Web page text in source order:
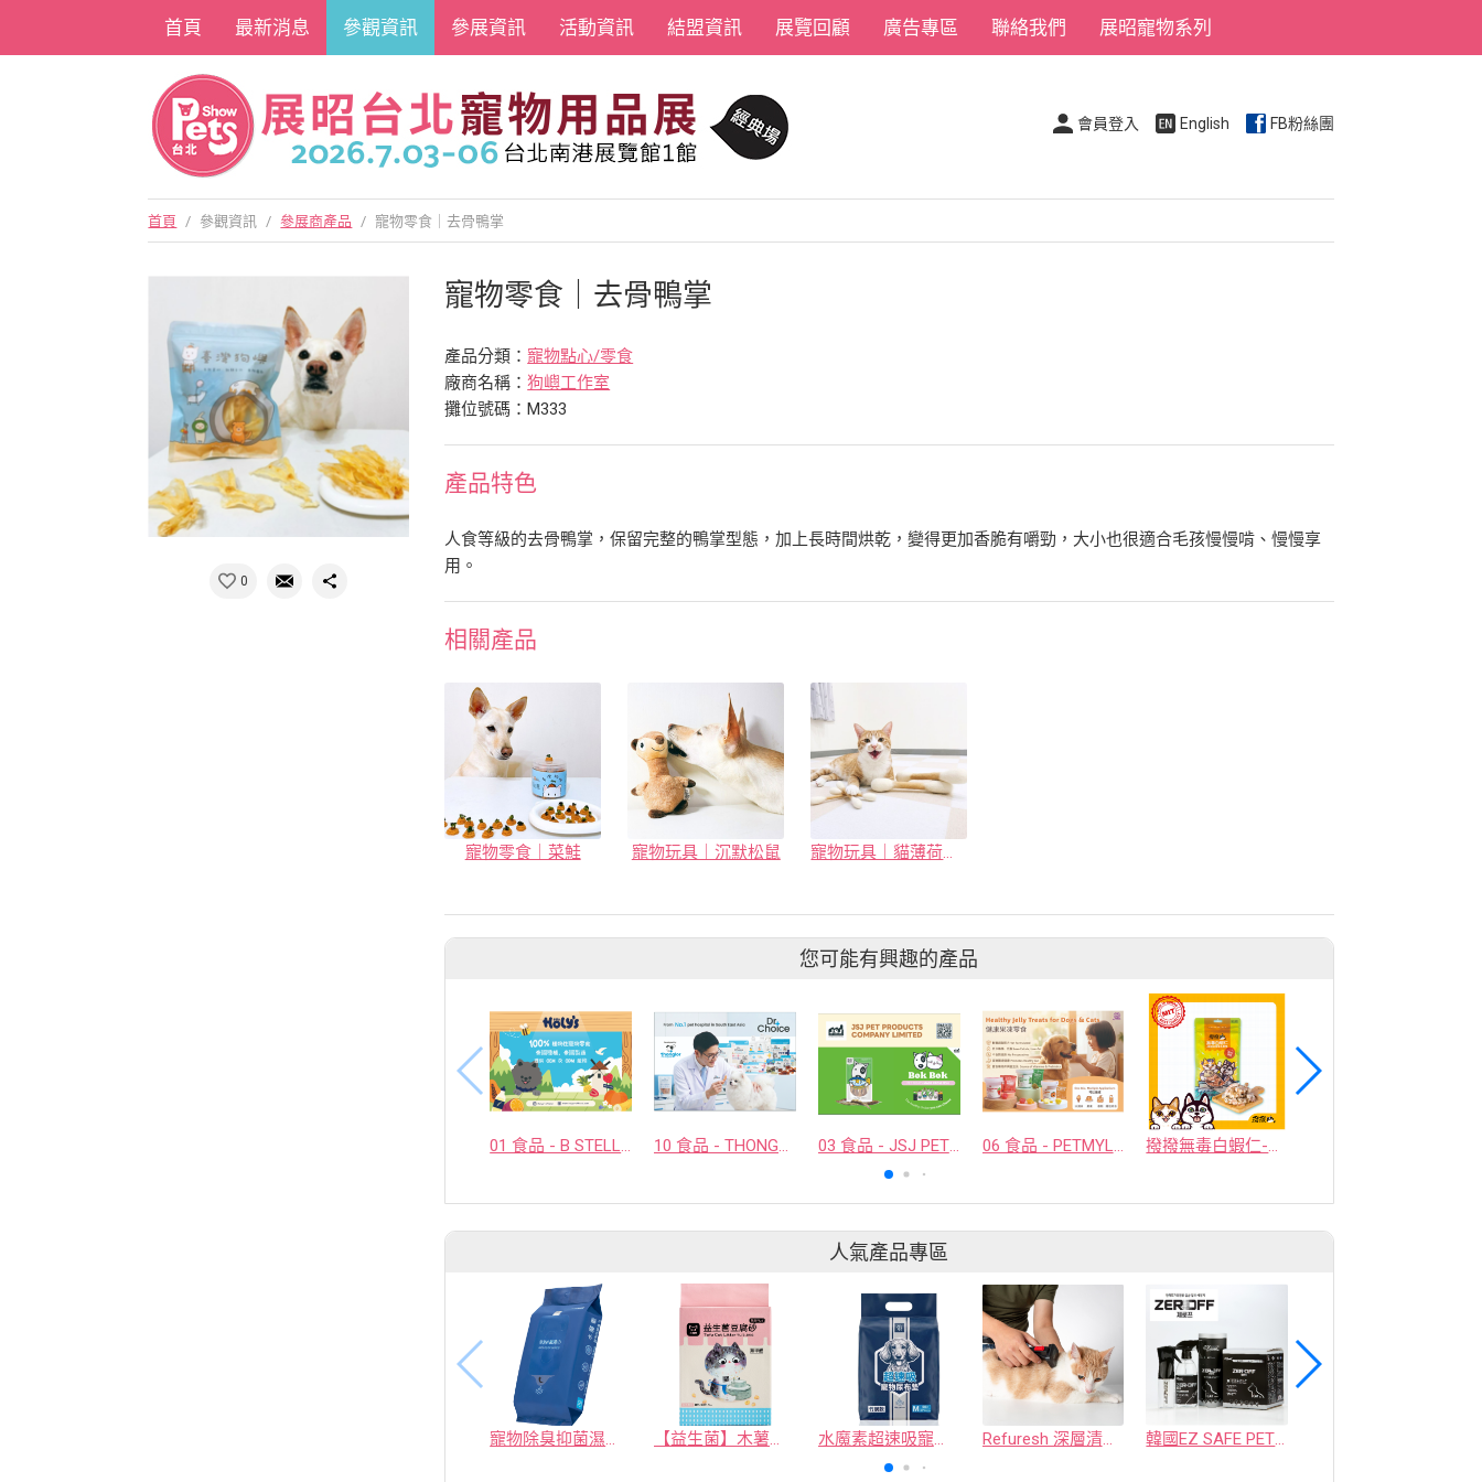
首頁 最新消息 參觀資訊 參展資訊 活動資訊 結盟資訊 展覽回顧 廣告專區 聯絡我們 展昭寵物系列
會員登入 English FB粉絲團
首頁 / 參觀資訊 / 參展商產品 / 寵物零食｜去骨鴨掌
0
寵物零食｜去骨鴨掌
產品分類：寵物點心/零食
廠商名稱：狗嶼工作室
攤位號碼：M333
產品特色
人食等級的去骨鴨掌，保留完整的鴨掌型態，加上長時間烘乾，變得更加香脆有嚼勁，大小也很適合毛孩慢慢啃、慢慢享
用。
相關產品
寵物零食｜菜鮭 寵物玩具｜沉默松鼠 寵物玩具｜貓薄荷棉花棒
您可能有興趣的產品
01 食品 - B STELLAR COMPANY LIMITED 10 食品 - THONGLOR PET HOSJPITAL CO., LTD. 03 食品 - JSJ PET PRODUCTS COMPANY LIMITED 06 食品 - PETMYLI COMPANY LIMITED 撥撥無毒白蝦仁-東部純淨海水養殖，貓狗適用原肉凍乾
人氣產品專區
寵物除臭抑菌濕紙巾／30抽／無味【4包100】 【益生菌】木薯豆腐砂/豆腐砂 (1包最低$119起)抽貓砂機 水魔素超速吸寵物尿布墊買1送1 Refuresh 深層清潔寵物廢毛梳 韓國EZ SAFE PET ZEROFF 消臭劑